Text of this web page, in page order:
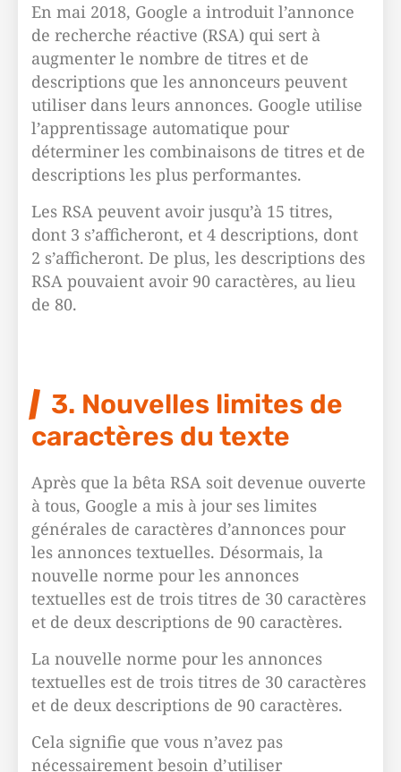
En mai 2018, Google a introduit l’annonce
de recherche réactive (RSA) qui sert à
augmenter le nombre de titres et de
descriptions que les annonceurs peuvent
utiliser dans leurs annonces. Google utilise
l’apprentissage automatique pour
déterminer les combinaisons de titres et de
descriptions les plus performantes.
Les RSA peuvent avoir jusqu’à 15 titres,
dont 3 s’afficheront, et 4 descriptions, dont
2 s’afficheront. De plus, les descriptions des
RSA pouvaient avoir 90 caractères, au lieu
de 80.
3. Nouvelles limites de
caractères du texte
Après que la bêta RSA soit devenue ouverte
à tous, Google a mis à jour ses limites
générales de caractères d’annonces pour
les annonces textuelles. Désormais, la
nouvelle norme pour les annonces
textuelles est de trois titres de 30 caractères
et de deux descriptions de 90 caractères.
La nouvelle norme pour les annonces
textuelles est de trois titres de 30 caractères
et de deux descriptions de 90 caractères.
Cela signifie que vous n’avez pas
nécessairement besoin d’utiliser